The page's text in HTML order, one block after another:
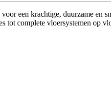
voor een krachtige, duurzame en
tot complete vloersystemen op